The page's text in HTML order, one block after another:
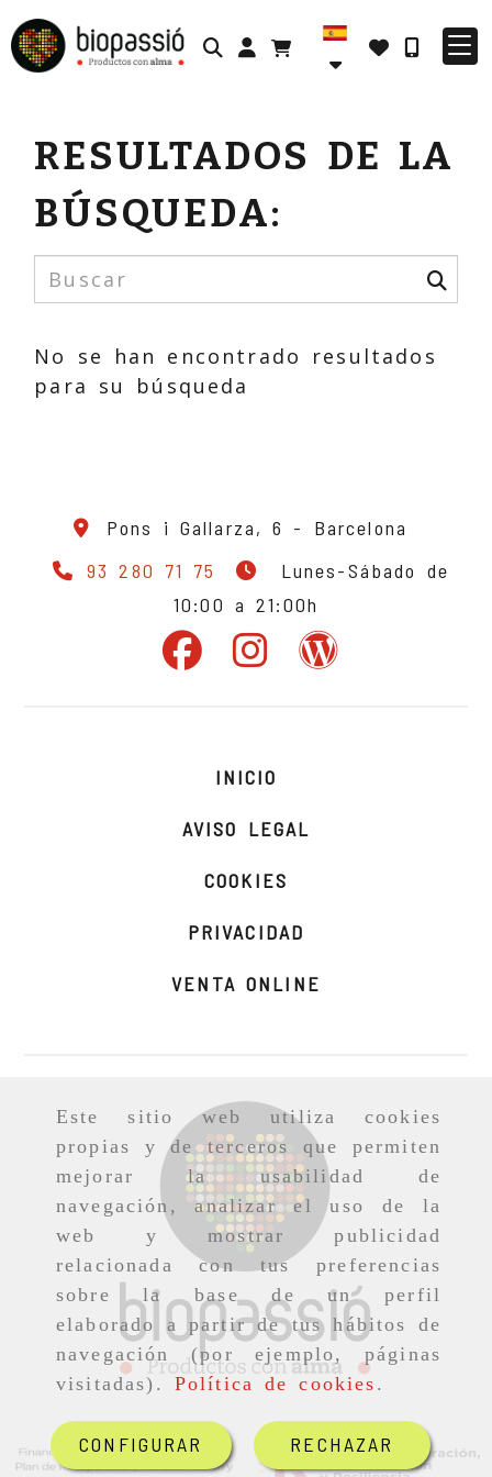
Este sitio web utiliza cookies
propias y de terceros que permiten
mejorar la usabilidad de
navegación, analizar el uso de la
web y mostrar publicidad
relacionada con tus preferencias
sobre la base de un perfil
elaborado a partir de tus hábitos de
navegación (por ejemplo, páginas
visitadas). Política de cookies .
CONFIGURAR RECHAZAR
Identifícate
RESULTADOS DE LA
BÚSQUEDA:
No se han encontrado resultados
para su búsqueda
Pons i Gallarza, 6 - Barcelona
93 280 71 75
Lunes-Sábado de
10:00 a 21:00h
INICIO
AVISO LEGAL
COOKIES
PRIVACIDAD
VENTA ONLINE